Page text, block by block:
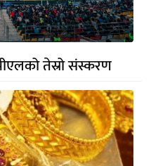
तेस्रो संस्करण